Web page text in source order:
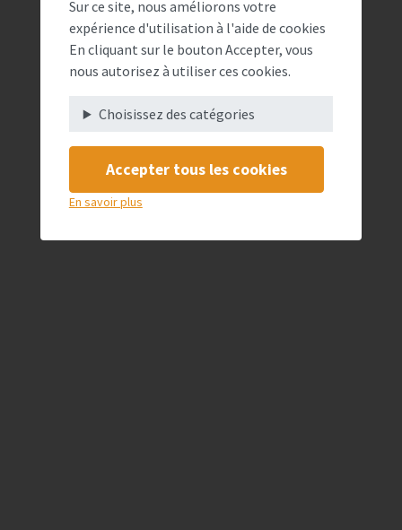
Sur ce site, nous améliorons votre
expérience d'utilisation à l'aide de cookies
En cliquant sur le bouton Accepter, vous
nous autorisez à utiliser ces cookies.
Choisissez des catégories
Accepter tous les cookies
En savoir plus